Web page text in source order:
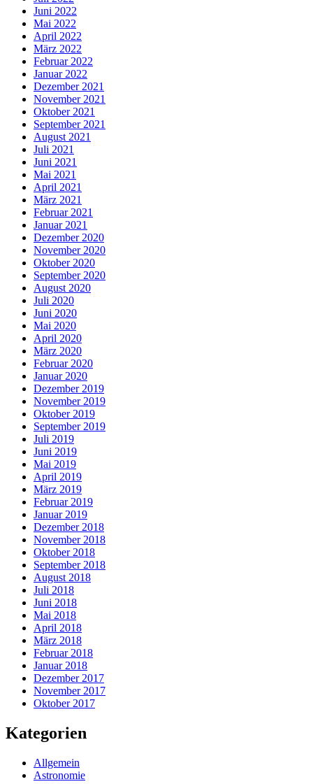
Juni 2022
Mai 2022
April 2022
März 2022
Februar 2022
Januar 2022
Dezember 2021
November 2021
Oktober 2021
September 2021
August 2021
Juli 2021
Juni 2021
Mai 2021
April 2021
März 2021
Februar 2021
Januar 2021
Dezember 2020
November 2020
Oktober 2020
September 2020
August 2020
Juli 2020
Juni 2020
Mai 2020
April 2020
März 2020
Februar 2020
Januar 2020
Dezember 2019
November 2019
Oktober 2019
September 2019
Juli 2019
Juni 2019
Mai 2019
April 2019
März 2019
Februar 2019
Januar 2019
Dezember 2018
November 2018
Oktober 2018
September 2018
August 2018
Juli 2018
Juni 2018
Mai 2018
April 2018
März 2018
Februar 2018
Januar 2018
Dezember 2017
November 2017
Oktober 2017
Kategorien
Allgemein
Astronomie